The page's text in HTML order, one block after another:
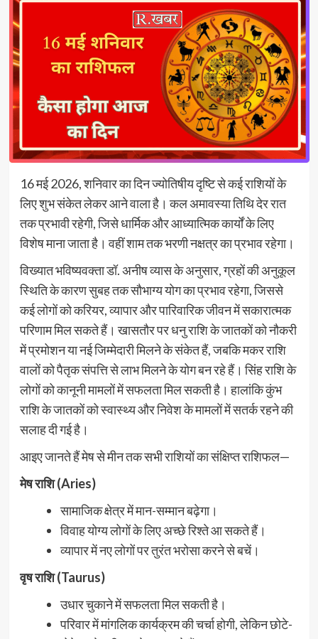
16 मई 2026, शनिवार का दिन ज्योतिषीय दृष्टि से कई राशियों के
लिए शुभ संकेत लेकर आने वाला है। कल अमावस्या तिथि देर रात
तक प्रभावी रहेगी, जिसे धार्मिक और आध्यात्मिक कार्यों के लिए
विशेष माना जाता है। वहीं शाम तक भरणी नक्षत्र का प्रभाव रहेगा।
विख्यात भविष्यवक्ता डॉ. अनीष व्यास के अनुसार, ग्रहों की अनुकूल
स्थिति के कारण सुबह तक सौभाग्य योग का प्रभाव रहेगा, जिससे
कई लोगों को करियर, व्यापार और पारिवारिक जीवन में सकारात्मक
परिणाम मिल सकते हैं। खासतौर पर धनु राशि के जातकों को नौकरी
में प्रमोशन या नई जिम्मेदारी मिलने के संकेत हैं, जबकि मकर राशि
वालों को पैतृक संपत्ति से लाभ मिलने के योग बन रहे हैं। सिंह राशि के
लोगों को कानूनी मामलों में सफलता मिल सकती है। हालांकि कुंभ
राशि के जातकों को स्वास्थ्य और निवेश के मामलों में सतर्क रहने की
सलाह दी गई है।
आइए जानते हैं मेष से मीन तक सभी राशियों का संक्षिप्त राशिफल—
मेष राशि (Aries)
सामाजिक क्षेत्र में मान-सम्मान बढ़ेगा।
विवाह योग्य लोगों के लिए अच्छे रिश्ते आ सकते हैं।
व्यापार में नए लोगों पर तुरंत भरोसा करने से बचें।
वृष राशि (Taurus)
उधार चुकाने में सफलता मिल सकती है।
परिवार में मांगलिक कार्यक्रम की चर्चा होगी, लेकिन छोटे-